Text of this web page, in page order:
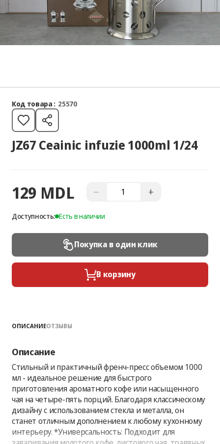
Код товара : 25570
JZ67 Ceainic infuzie 1000ml 1/24
129 MDL − +
Доступность: Есть в наличии
Покупка в один клик
В корзину
ОПИСАНИЕОТЗЫВЫ
Описание
Стильный и практичный френч-пресс объемом 1000
мл - идеальное решение для быстрого
приготовления ароматного кофе или насыщенного
чая на четыре-пять порций. Благодаря классическому
дизайну с использованием стекла и металла, он
станет отличным дополнением к любому кухонному
интерьеру. *Универсальность: Подходит для